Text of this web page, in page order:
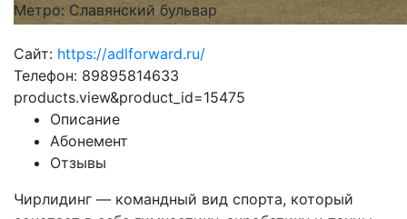
Метро: Славянский бульвар
Сайт: https://adlforward.ru/
Телефон: 89895814633
products.view&product_id=15475
Описание
Абонемент
Отзывы
Чирлидинг — командный вид спорта, который